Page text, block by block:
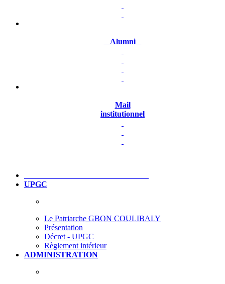
Alumni
Mail
institutionnel
UPGC
Le Patriarche GBON COULIBALY
Présentation
Décret - UPGC
Règlement intérieur
ADMINISTRATION